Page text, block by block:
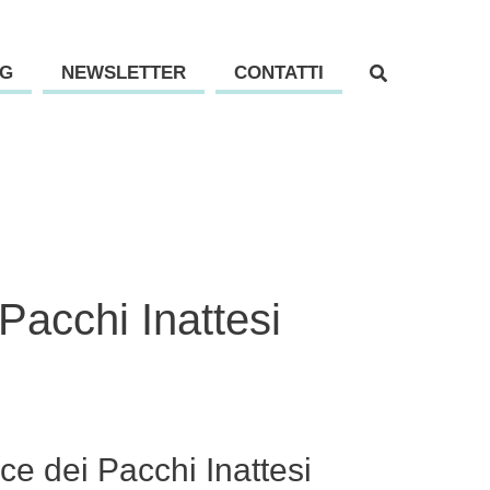
NEWSLETTER CONTATTI
Inattesi
dei Pacchi Inattesi